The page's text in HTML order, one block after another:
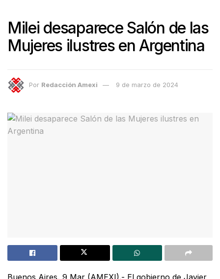
Milei desaparece Salón de las
Mujeres ilustres en Argentina
Por Redacción Amexi 9 de marzo de 2024
Buenos Aires, 9 Mar (AMEXI).- El gobierno de Javier